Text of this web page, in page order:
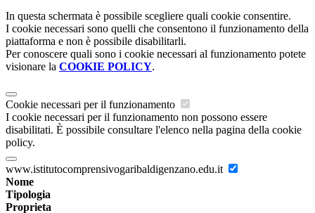
In questa schermata è possibile scegliere quali cookie consentire.
I cookie necessari sono quelli che consentono il funzionamento della
piattaforma e non è possibile disabilitarli.
Per conoscere quali sono i cookie necessari al funzionamento potete
visionare la COOKIE POLICY.
Cookie necessari per il funzionamento
I cookie necessari per il funzionamento non possono essere
disabilitati. È possibile consultare l'elenco nella pagina della cookie
policy.
www.istitutocomprensivogaribaldigenzano.edu.it
Nome
Tipologia
Proprieta